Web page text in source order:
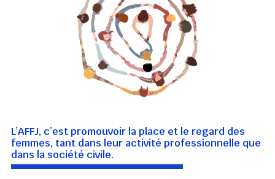
L’AFFJ, c’est promouvoir la place et le regard des
femmes, tant dans leur activité professionnelle que
dans la société civile.